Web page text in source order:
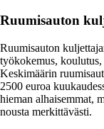
Ruumisauton
Ruumisauton
työkokemus,
Keskimäärin
2500 euroa
hieman alhaisemmat,
nousta merkittävästi.